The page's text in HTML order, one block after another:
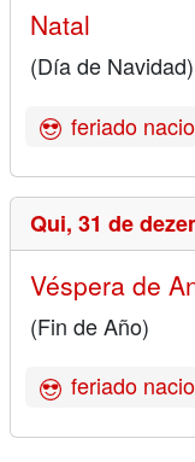
Natal
(Día de Navidad)
feriado
Qui, 31 de
Véspera de
(Fin de Año)
feriado